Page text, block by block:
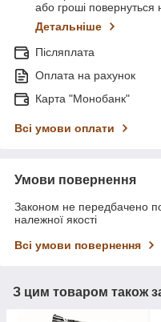
або гроші повернуться
Детальніше
Післяплата
Оплата на рахунок
Карта "Монобанк"
Всі умови оплати
Умови повернення
Законом не передбачено
належної якості
Всі умови повернення
З цим товаром також